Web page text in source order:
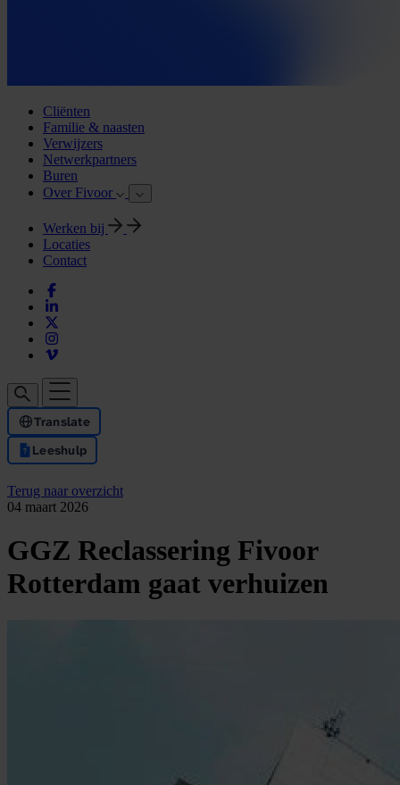
Cliënten
Familie & naasten
Verwijzers
Netwerkpartners
Buren
Over Fivoor
Werken bij
Locaties
Contact
Translate
Leeshulp
Terug naar overzicht
04 maart 2026
GGZ Reclassering Fivoor
Rotterdam gaat verhuizen